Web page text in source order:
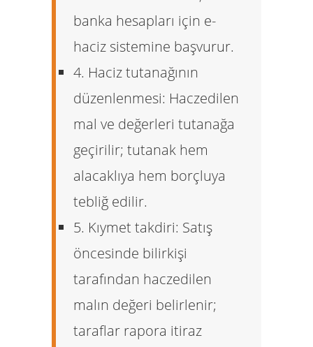
banka hesapları için e-
haciz sistemine başvurur.
4. Haciz tutanağının
düzenlenmesi: Haczedilen
mal ve değerleri tutanağa
geçirilir; tutanak hem
alacaklıya hem borçluya
tebliğ edilir.
5. Kıymet takdiri: Satış
öncesinde bilirkişi
tarafından haczedilen
malın değeri belirlenir;
taraflar rapora itiraz